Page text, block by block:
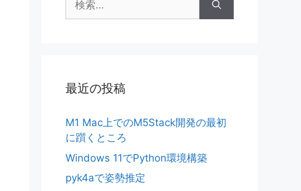
索:
最近の投稿
M1 Mac上でのM5Stack開発の最初
に躓くところ
Windows 11でPython環境構築
pyk4aで姿勢推定